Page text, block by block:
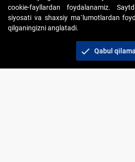
Copyright © 2017-2026. "Elektron onlayn-
tashkil etish" AJ. Barcha huquqlar
cookie-fayllardan foydalanamiz.
siyosati va shaxsiy ma`lumotlardan
qilganingizni anglatadi.
check Qabul